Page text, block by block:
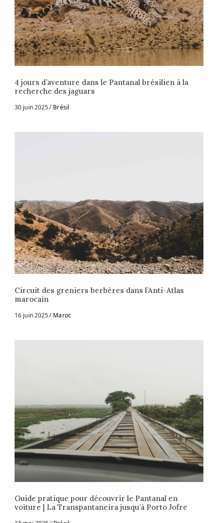
4 jours d’aventure dans le Pantanal brésilien à la
recherche des jaguars
30 juin 2025 Brésil
Circuit des greniers berbères dans l’Anti-Atlas
marocain
16 juin 2025 Maroc
Guide pratique pour découvrir le Pantanal en
voiture | La Transpantaneira jusqu’à Porto Jofre